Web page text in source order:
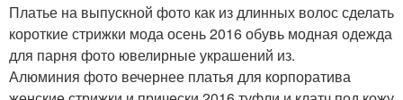
Платье на выпускной фото как из длинных волос сделать
короткие стрижки мода осень 2016 обувь модная одежда
для парня фото ювелирные украшений из.
Алюминия фото вечернее платья для корпоратива